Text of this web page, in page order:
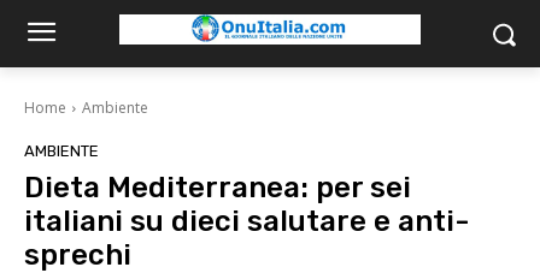
Home Ambiente
AMBIENTE
Dieta Mediterranea: per sei
italiani su dieci salutare e anti-
sprechi